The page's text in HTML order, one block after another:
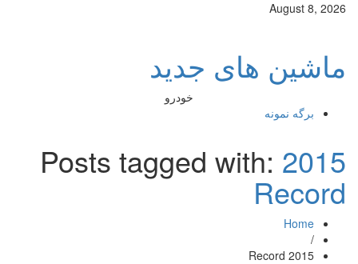
August 8, 2026
ماشین های جدید
خودرو
برگه نمونه
Posts tagged with:2015
Record
Home
/
2015 Record